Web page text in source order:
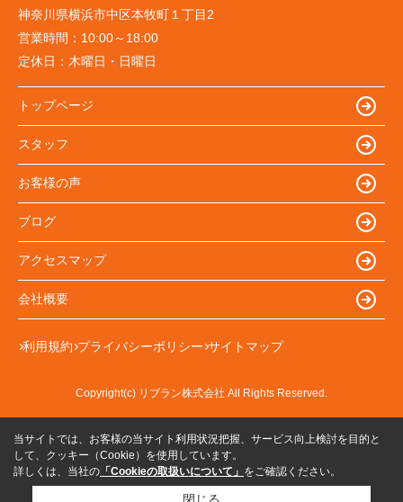
神奈川県横浜市中区本牧町１丁目2
営業時間： 10:00～18:00
定休日： 木曜日・日曜日
トップページ
スタッフ
お客様の声
ブログ
アクセスマップ
会社概要
利用規約 プライバシーポリシー サイトマップ
Copyright(c) リブラン株式会社 All Rights Reserved.
当サイトでは、お客様の当サイト利用状況把握、サービス向上検討を目的と
して、クッキー（Cookie）を使用しています。
詳しくは、当社の 「Cookieの取扱いについて」 をご確認ください。